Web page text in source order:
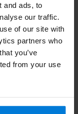
and ads, to
our traffic.
of our site with
partners who
you’ve
from your use